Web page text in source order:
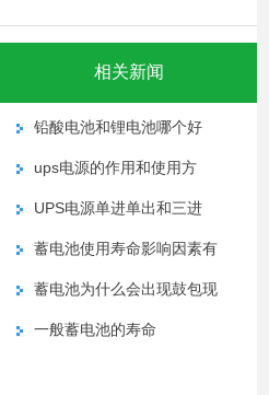
相关新闻
铅酸电池和锂电池哪个好
ups电源的作用和使用方
UPS电源单进单出和三进
蓄电池使用寿命影响因素有
蓄电池为什么会出现鼓包现
一般蓄电池的寿命